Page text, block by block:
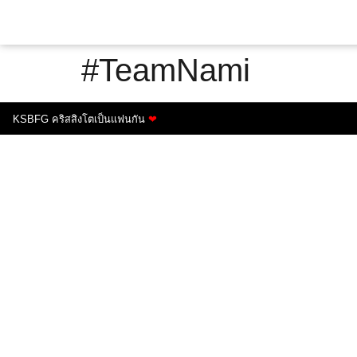
#TeamNami
KSBFG คริสสิงโตเป็นแฟนกัน ❤